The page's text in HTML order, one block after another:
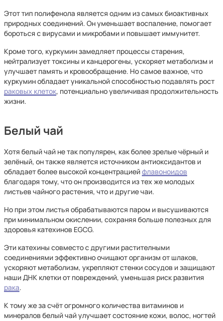
Этот тип полифенола является одним из самых биоактивных
природных соединений. Он уменьшает воспаление, помогает
бороться с вирусами и микробами и повышает иммунитет.
Кроме того, куркумин замедляет процессы старения,
нейтрализует токсины и канцерогены, ускоряет метаболизм и
улучшает память и кровообращение. Но самое важное, что
куркумин обладает уникальной способностью подавлять рост
раковых клеток, потенциально увеличивая продолжительность
жизни.
Белый чай
Хотя белый чай не так популярен, как более зрелые чёрный и
зелёный, он также является источником антиоксидантов и
обладает более высокой концентрациейфлавоноидов
благодаря тому, что он производится из тех же молодых
листьев чайного растения, что и другие чаи.
Но при этом листья обрабатываются паром и высушиваются
при минимальном окислении, сохраняя больше полезных для
здоровья катехинов EGCG.
Эти катехины совместо с другими растителными
соединениями эффективно очищают организм от шлаков,
ускоряют метаболизм, укрепляют стенки сосудов и защищают
наши ДНК клетки от повреждений, уменьшая риск развития
рака.
К тому же за счёт огромного количества витаминов и
минералов белый чай улучшает состояние кожи, волос, ногтей